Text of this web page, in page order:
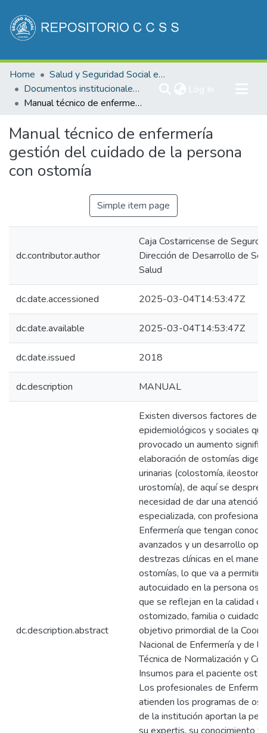
Communities & Collections
All of DSpace
Statistics
Home
Salud y Seguridad Social en Costa Rica
Documentos institucionales DDSS
Manual técnico de enfermería gestión del cuidado de la persona con ostomía
Manual técnico de enfermería
gestión del cuidado de la persona
con ostomía
Simple item page
dc.contributor.author
Caja Costarricense de Seguro
Dirección de Desarrollo de
Salud
dc.date.accessioned 2025-03-04T14:53:47Z
dc.date.available 2025-03-04T14:53:47Z
dc.date.issued 2018
dc.description MANUAL
dc.description.abstract
Existen diversos factores de
epidemiológicos y sociales
provocado un aumento
elaboración de ostomías
urinarias (colostomía,
urostomía), de aquí se
necesidad de dar una atención
especializada, con
Enfermería que tengan
avanzados y un desarrollo
destrezas clínicas en el
ostomías, lo que va a permitir
autocuidado en la persona
que se reflejan en la calidad
ostomizado, familia o cuidador
objetivo primordial de la
Nacional de Enfermería y de la
Técnica de Normalización y
Insumos para el paciente
Los profesionales de
atienden los programas de
de la institución aportan la